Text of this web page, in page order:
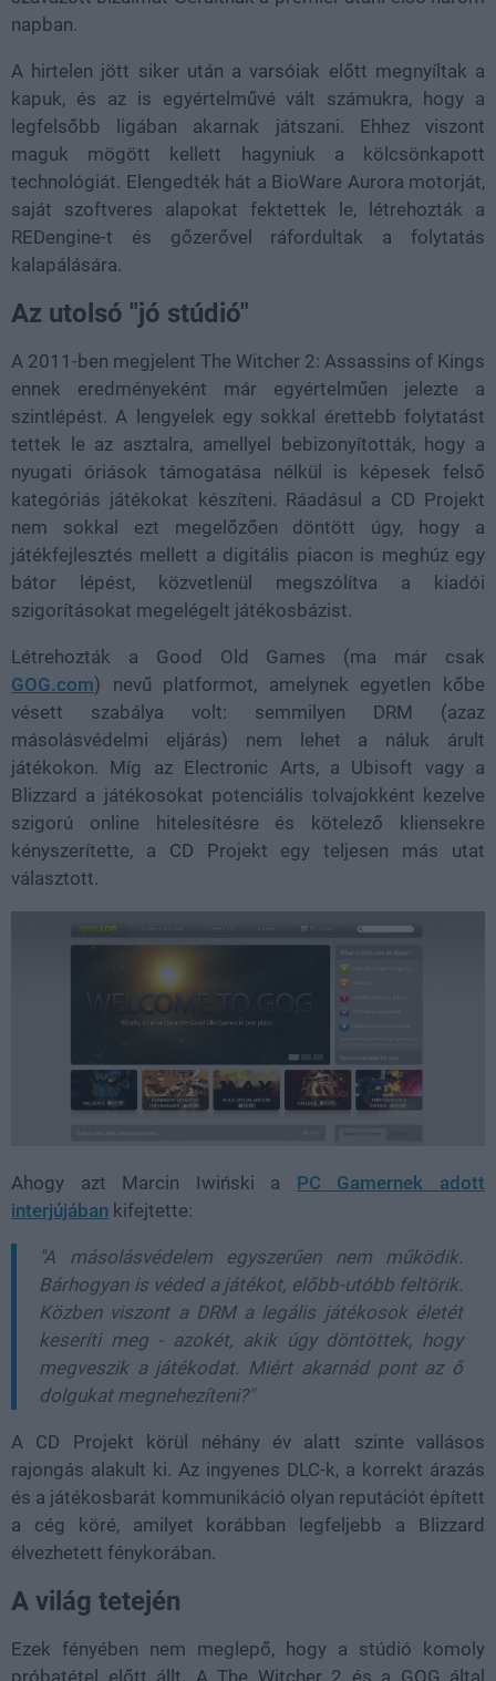
napban.
A hirtelen jött siker után a varsóiak előtt megnyíltak a
kapuk, és az is egyértelművé vált számukra, hogy a
legfelsőbb ligában akarnak játszani. Ehhez viszont
maguk mögött kellett hagyniuk a kölcsönkapott
technológiát. Elengedték hát a BioWare Aurora motorját,
saját szoftveres alapokat fektettek le, létrehozták a
REDengine-t és gőzerővel ráfordultak a folytatás
kalapálására.
Az utolsó "jó stúdió"
A 2011-ben megjelent The Witcher 2: Assassins of Kings
ennek eredményeként már egyértelműen jelezte a
szintlépést. A lengyelek egy sokkal érettebb folytatást
tettek le az asztalra, amellyel bebizonyították, hogy a
nyugati óriások támogatása nélkül is képesek felső
kategóriás játékokat készíteni. Ráadásul a CD Projekt
nem sokkal ezt megelőzően döntött úgy, hogy a
játékfejlesztés mellett a digitális piacon is meghúz egy
bátor lépést, közvetlenül megszólítva a kiadói
szigorításokat megelégelt játékosbázist.
Létrehozták a Good Old Games (ma már csak
GOG.com) nevű platformot, amelynek egyetlen kőbe
vésett szabálya volt: semmilyen DRM (azaz
másolásvédelmi eljárás) nem lehet a náluk árult
játékokon. Míg az Electronic Arts, a Ubisoft vagy a
Blizzard a játékosokat potenciális tolvajokként kezelve
szigorú online hitelesítésre és kötelező kliensekre
kényszerítette, a CD Projekt egy teljesen más utat
választott.
Ahogy azt Marcin Iwiński a PC Gamernek adott
interjújában kifejtette:
"A másolásvédelem egyszerűen nem működik.
Bárhogyan is véded a játékot, előbb-utóbb feltörik.
Közben viszont a DRM a legális játékosok életét
keseríti meg - azokét, akik úgy döntöttek, hogy
megveszik a játékodat. Miért akarnád pont az ő
dolgukat megnehezíteni?"
A CD Projekt körül néhány év alatt szinte vallásos
rajongás alakult ki. Az ingyenes DLC-k, a korrekt árazás
és a játékosbarát kommunikáció olyan reputációt épített
a cég köré, amilyet korábban legfeljebb a Blizzard
élvezhetett fénykorában.
A világ tetején
Ezek fényében nem meglepő, hogy a stúdió komoly